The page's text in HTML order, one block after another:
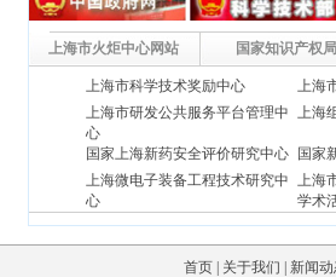
2012年度上海市信息化发展专...
关于组织申报2012年度上海市...
关于做好2012年度上海市科技...
关于开展2012年度高新技术企...
关于开展2012年高新技术企业...
上海市服务业发展引导资金评审小...
关于公示2011年上海市第三批...
关于公示2011年上海市第二批...
关于公示2011年上海市第二批...
上海市火炬中心网站 国家知识产权局
上海市科学技术奖励中心 上海
上海市研发公共服务平台管理中
心
上海
国家上海新药安全评价研究中心 国家
上海微电子装备工程技术研究中
心
上海
学术
上海市生物医药科技产业促进中
心(上海新药研究开发中心)
上海
首页 关于我们 新闻